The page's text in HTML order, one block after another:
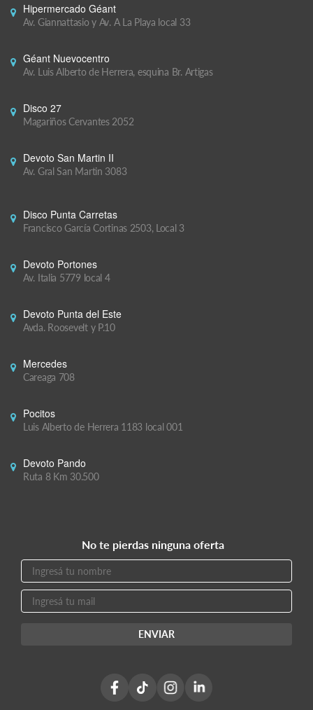
Hipermercado Géant
Av. Giannattasio y Av. A La Playa local 33
Géant Nuevocentro
Av. Luis Alberto de Herrera, esquina Br. Artigas
Disco 27
Magariños Cervantes 2052
Devoto San Martin II
Av. Gral San Martin 3083
Disco Punta Carretas
Francisco García Cortinas 2503, Local 3
Devoto Portones
Av. Italia 5779 local 4
Devoto Punta del Este
Avda. Roosevelt y P.10
Mercedes
Careaga 708
Pocitos
Luis Alberto de Herrera 1183 local 001
Devoto Pando
Ruta 8 Km 30.500
No te pierdas ninguna oferta